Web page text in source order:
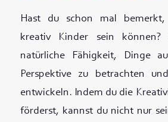
Hast du schon mal
kreativ Kinder sein
natürliche Fähigkeit, Dinge
Perspektive zu betrachten
entwickeln. Indem du die
förderst, kannst du nicht nur